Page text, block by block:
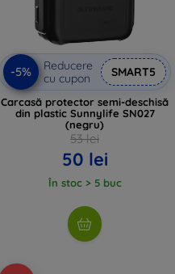
-5%
Reducere
cu cupon
SMART5
Carcasă protector semi-deschisă
din plastic Sunnylife SN027
(negru)
53 lei
50 lei
În stoc > 5 buc